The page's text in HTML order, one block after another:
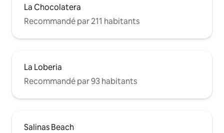
La Chocolatera
Recommandé par 211 habitants
La Loberia
Recommandé par 93 habitants
Salinas Beach